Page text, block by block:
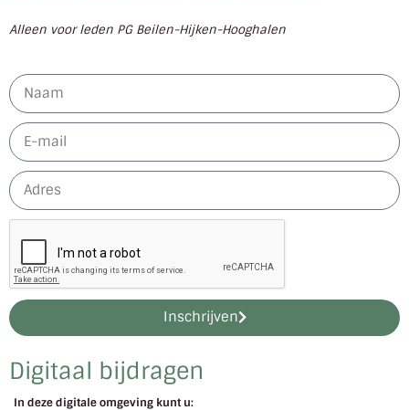
Digitaal bijdragen
In deze digitale omgeving kunt u:
Alleen voor leden PG Beilen-Hijken-Hooghalen
Inschrijven